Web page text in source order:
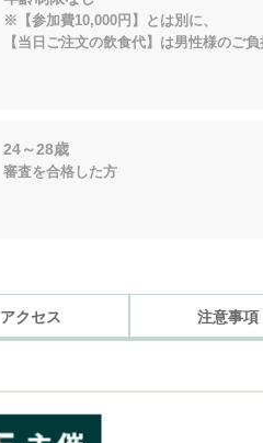
※【参加費10,000円】とは別に、
【当日ご注文の飲食代】は男性様のご負
24～28歳
審査を合格した方
アクセス 注意事項